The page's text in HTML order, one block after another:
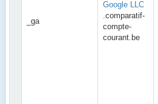
_ga
Google LLC
.comparatif-
compte-
courant.be